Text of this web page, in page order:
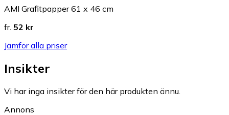
AMI Grafitpapper 61 x 46 cm
fr. 52 kr
Jämför alla priser
Insikter
Vi har inga insikter för den här produkten ännu.
Annons